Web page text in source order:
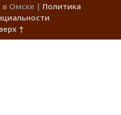
Омске | Политика
↑